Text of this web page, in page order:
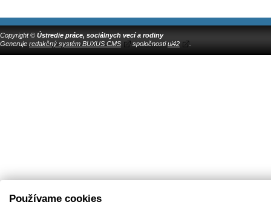
Copyright © Ústredie práce, sociálnych vecí a rodiny
Generuje redakčný systém BUXUS CMS spoločnostiui42
Používame cookies